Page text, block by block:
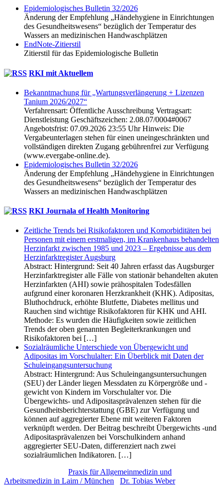
Epidemio­logisches Bulletin 32/2026
Änderung der Empfehlung „Hände­hygiene in Einrichtungen
des Gesundheits­wesens“ bezüglich der Temperatur des
Wassers an medizinischen Hand­wasch­plätzen
EndNote-Zitierstil
Zitierstil für das Epidemiologische Bulletin
RKI mit Aktuellem
Bekanntmachung für „Wartungsverlängerung + Lizenzen
Tanium 2026/2027“
Verfahrensart: Öffentliche Ausschreibung Vertragsart:
Dienstleistung Geschäftszeichen: 2.08.07/0004#0067
Angebotsfrist: 07.09.2026 23:55 Uhr Hinweis: Die
Vergabeunterlagen stehen für einen uneingeschränkten und
vollständigen direkten Zugang gebührenfrei zur Verfügung
(www.evergabe-online.de).
Epidemio­logisches Bulletin 32/2026
Änderung der Empfehlung „Hände­hygiene in Einrichtungen
des Gesundheits­wesens“ bezüglich der Temperatur des
Wassers an medizinischen Hand­wasch­plätzen
RKI Journala of Health Monitoring
Zeitliche Trends bei Risiko­faktoren und Komorbiditäten bei
Personen mit einem erstmaligen, im Krankenhaus behandelten
Herzinfarkt zwischen 1985 und 2023 – Ergebnisse aus dem
Herzinfarkt­register Augsburg
Abstract: Hintergrund: Seit 40 Jahren erfasst das Augsburger
Herzinfarktregister alle Fälle von stationär behandelten akuten
Herzinfarkten (AHI) sowie prähospitalen Todesfällen
aufgrund einer koronaren Herzkrankheit (KHK). Adipositas,
Bluthochdruck, erhöhte Blutfette, Diabetes mellitus und
Rauchen sind wichtige Risikofaktoren für KHK und AHI.
Methode: Es wurden die Häufigkeiten sowie zeitlichen
Trends der oben genannten Begleiterkrankungen und
Risikofaktoren bei […]
Sozialräumliche Unterschiede von Übergewicht und
Adipositas im Vorschulalter: Ein Überblick mit Daten der
Schuleingangs­untersuchung
Abstract: Hintergrund: Aus Schuleingangsuntersuchungen
(SEU) der Länder liegen Messdaten zu Körpergröße und -
gewicht von Kindern im Vorschulalter vor. Die
Übergewichts- und Adipositasprävalenzen stehen für die
Gesundheitsberichterstattung (GBE) zur Verfügung und
können auf aggregierter Ebene mit weiteren Faktoren
verknüpft werden. Der Beitrag beschreibt Übergewichts -und
Adipositasprävalenzen bei Vorschulkindern anhand
aggregierter SEU-Daten, differenziert nach zwei
sozialräumlichen Indikatoren. […]
Praxis für Allgemeinmedizin und
Arbeitsmedizin in Laim / München
Dr. Tobias Weber